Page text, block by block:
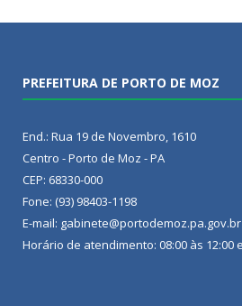
PREFEITURA DE PORTO DE MOZ
End.: Rua 19 de Novembro, 1610
Centro - Porto de Moz - PA
CEP: 68330-000
Fone: (93) 98403-1198
E-mail: gabinete@portodemoz.pa.gov.br
Horário de atendimento: 08:00 às 12:00